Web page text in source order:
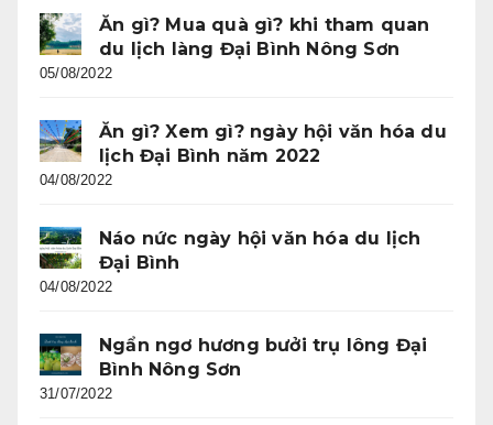
Ăn gì? Mua quà gì? khi tham quan
du lịch làng Đại Bình Nông Sơn
05/08/2022
Ăn gì? Xem gì? ngày hội văn hóa du
lịch Đại Bình năm 2022
04/08/2022
Náo nức ngày hội văn hóa du lịch
Đại Bình
04/08/2022
Ngẩn ngơ hương bưởi trụ lông Đại
Bình Nông Sơn
31/07/2022